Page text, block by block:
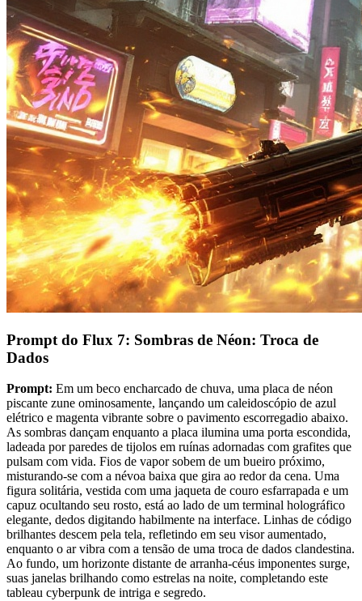
Prompt do Flux 7: Sombras de Néon: Troca de
Dados
Prompt: Em um beco encharcado de chuva, uma placa de néon
piscante zune ominosamente, lançando um caleidoscópio de azul
elétrico e magenta vibrante sobre o pavimento escorregadio abaixo.
As sombras dançam enquanto a placa ilumina uma porta escondida,
ladeada por paredes de tijolos em ruínas adornadas com grafites que
pulsam com vida. Fios de vapor sobem de um bueiro próximo,
misturando-se com a névoa baixa que gira ao redor da cena. Uma
figura solitária, vestida com uma jaqueta de couro esfarrapada e um
capuz ocultando seu rosto, está ao lado de um terminal holográfico
elegante, dedos digitando habilmente na interface. Linhas de código
brilhantes descem pela tela, refletindo em seu visor aumentado,
enquanto o ar vibra com a tensão de uma troca de dados clandestina.
Ao fundo, um horizonte distante de arranha-céus imponentes surge,
suas janelas brilhando como estrelas na noite, completando este
tableau cyberpunk de intriga e segredo.